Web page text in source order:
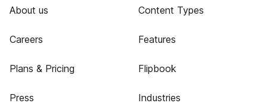
About us
Careers
Plans & Pricing
Press
Content Types
Features
Flipbook
Industries